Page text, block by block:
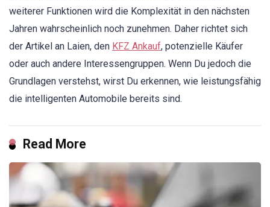
weiterer Funktionen wird die Komplexität in den nächsten
Jahren wahrscheinlich noch zunehmen. Daher richtet sich
der Artikel an Laien, den KFZ Ankauf, potenzielle Käufer
oder auch andere Interessengruppen. Wenn Du jedoch die
Grundlagen verstehst, wirst Du erkennen, wie leistungsfähig
die intelligenten Automobile bereits sind.
Read More